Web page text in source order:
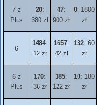
7 z
Plus
20:
380 zł
47:
900 zł
0: 1800
zł
6
1484:
12 zł
1657:
42 zł
132: 60
zł
6 z
Plus
170:
36 zł
185:
122 zł
10: 180
zł